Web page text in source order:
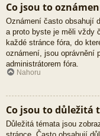
Co jsou to
Oznámení často obsahují
a proto byste je měli vždy
každé stránce fóra, do
oznámení, jsou oprávnění
administrátorem fóra.
Nahoru
Co jsou to důležitá
Důležitá témata jsou